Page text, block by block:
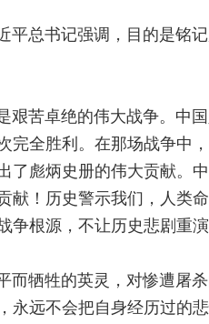
总书记强调，目的是铭
苦卓绝的伟大战争。中
全胜利。在那场战争中
彪炳史册的伟大贡献。
！历史警示我们，人类
争根源，不让历史悲剧重演
牺牲的英灵，对惨遭屠
远不会把自身经历过的